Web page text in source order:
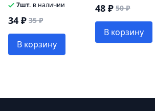
7шт. в наличии
34 ₽ 35 ₽
В корзину
48 ₽ 50 ₽
В корзину